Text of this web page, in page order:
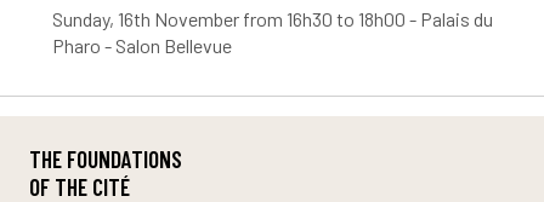
Sunday, 16th November from 16h30 to 18h00 - Palais du
Pharo - Salon Bellevue
THE FOUNDATIONS
OF THE CITÉ